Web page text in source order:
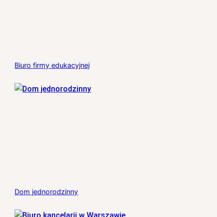
Biuro firmy edukacyjnej
Dom jednorodzinny